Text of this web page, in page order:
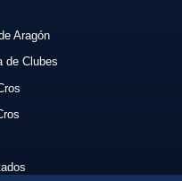
Aragón
de Clubes